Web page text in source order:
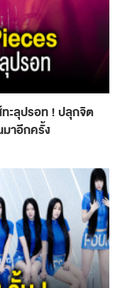
ะลุปรอท ! ปลุกจิต
าอีกครั้ง